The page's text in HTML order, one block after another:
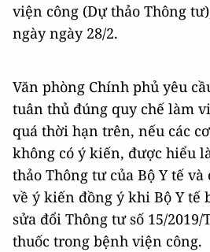
viện công (Dự thảo Thông
ngày ngày 28/2.
Văn phòng Chính phủ yêu
tuân thủ đúng quy chế làm
quá thời hạn trên, nếu các
không có ý kiến, được hiểu
thảo Thông tư của Bộ Y tế
về ý kiến đồng ý khi Bộ Y tế
sửa đổi Thông tư số 15/2019/
thuốc trong bệnh viện công.